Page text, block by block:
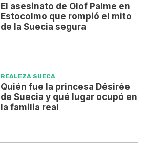
El asesinato de Olof Palme en
Estocolmo que rompió el mito
de la Suecia segura
REALEZA SUECA
Quién fue la princesa Désirée
de Suecia y qué lugar ocupó en
la familia real